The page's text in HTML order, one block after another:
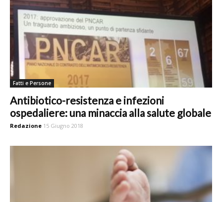
Fatti e Persone
Antibiotico-resistenza e infezioni
ospedaliere: una minaccia alla salute globale
Redazione 15 Giugno 2018